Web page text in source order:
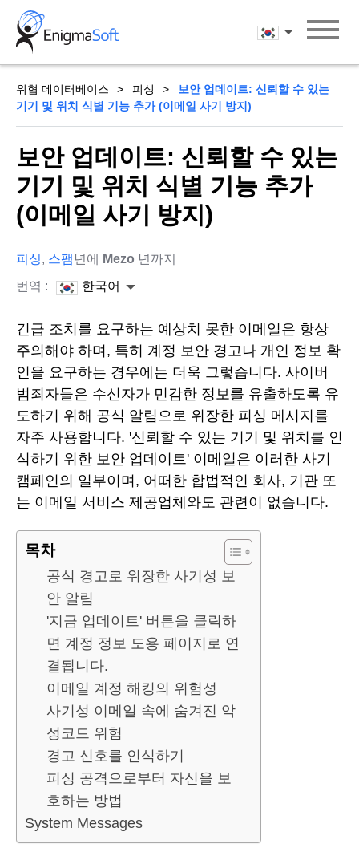
Skip
content
한국어
위협 데이터베이스 피싱
보안 업데이트: 신뢰할 수 있는
기기 및 위치 식별 기능 추가 (이메일 사기 방지)
보안 업데이트: 신뢰할 수 있는
기기 및 위치 식별 기능 추가
(이메일 사기 방지)
피싱, 스팸 년에 Mezo 년까지
번역 :
한국어
긴급 조치를 요구하는 예상치 못한 이메일은 항상
주의해야 하며, 특히 계정 보안 경고나 개인 정보 확
인을 요구하는 경우에는 더욱 그렇습니다. 사이버
범죄자들은 수신자가 민감한 정보를 유출하도록 유
도하기 위해 공식 알림으로 위장한 피싱 메시지를
자주 사용합니다. '신뢰할 수 있는 기기 및 위치를 인
식하기 위한 보안 업데이트' 이메일은 이러한 사기
캠페인의 일부이며, 어떠한 합법적인 회사, 기관 또
는 이메일 서비스 제공업체와도 관련이 없습니다.
목차
공식 경고로 위장한 사기성 보
안 알림
'지금 업데이트' 버튼을 클릭하
면 계정 정보 도용 페이지로 연
결됩니다.
이메일 계정 해킹의 위험성
사기성 이메일 속에 숨겨진 악
성코드 위험
경고 신호를 인식하기
피싱 공격으로부터 자신을 보
호하는 방법
System Messages